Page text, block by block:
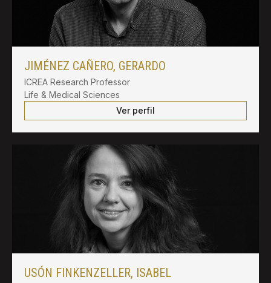
JIMÉNEZ CAÑERO, GERARDO
ICREA Research Professor
Life & Medical Sciences
Ver perfil
USÓN FINKENZELLER, ISABEL